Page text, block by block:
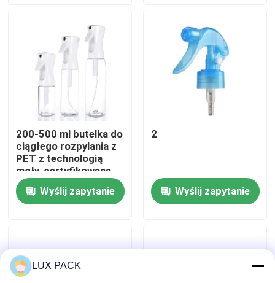
Wycieczka po fabryce
Kontrola jakości
Skontaktuj się z nami
Aktualności
Mini Rozpylacz
200-500 ml butelka do
ciągłego rozpylania z
PET z technologią
mgły, certyfikowana
REACH, kolorystyczne
Wyślij zapytanie
2
Wyślij zapytanie
LUX PACK